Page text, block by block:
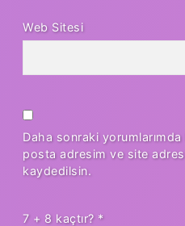
Web Sitesi
Daha sonraki yorumlarımda
posta adresim ve site
kaydedilsin.
7 + 8 kaçtır? *